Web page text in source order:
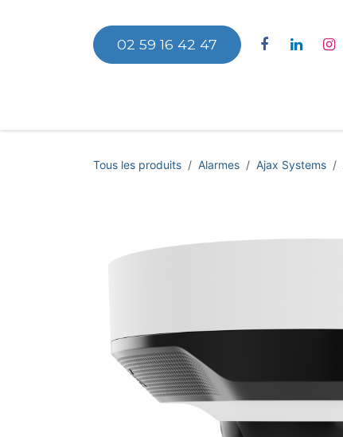
02 59 16 42 47
Tous les produits Alarmes Ajax Systems